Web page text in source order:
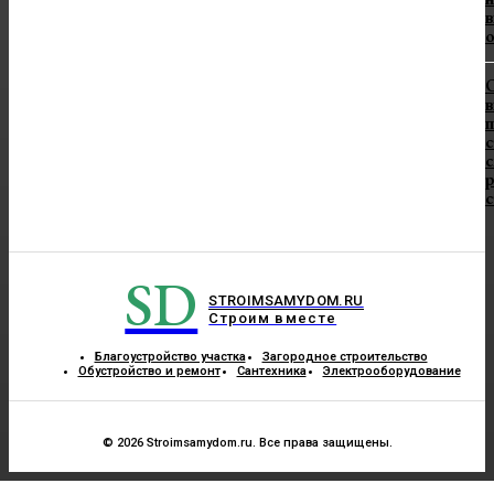
SD
STROIMSAMYDOM.RU
Строим вместе
Благоустройство участка
Загородное строительство
Обустройство и ремонт
Сантехника Электрооборудование
© 2026 Stroimsamydom.ru. Все права защищены.